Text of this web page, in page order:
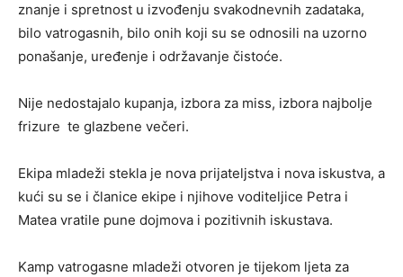
znanje i spretnost u izvođenju svakodnevnih zadataka,
bilo vatrogasnih, bilo onih koji su se odnosili na uzorno
ponašanje, uređenje i održavanje čistoće.
Nije nedostajalo kupanja, izbora za miss, izbora najbolje
frizure te glazbene večeri.
Ekipa mladeži stekla je nova prijateljstva i nova iskustva, a
kući su se i članice ekipe i njihove voditeljice Petra i
Matea vratile pune dojmova i pozitivnih iskustava.
Kamp vatrogasne mladeži otvoren je tijekom ljeta za